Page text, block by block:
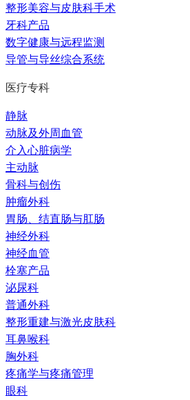
整形美容与皮肤科手术
牙科产品
数字健康与远程监测
导管与导丝综合系统
医疗专科
静脉
动脉及外周血管
介入心脏病学
主动脉
骨科与创伤
肿瘤外科
胃肠、结直肠与肛肠
神经外科
神经血管
栓塞产品
泌尿科
普通外科
整形重建与激光皮肤科
耳鼻喉科
胸外科
疼痛学与疼痛管理
眼科